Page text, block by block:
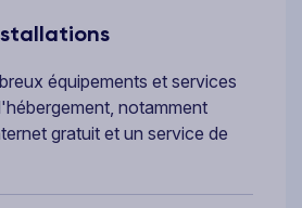
équipements et services
notamment
gratuit et un service de